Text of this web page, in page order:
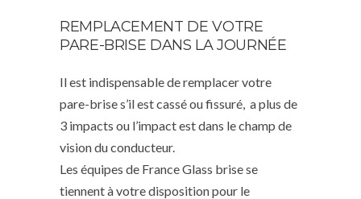
REMPLACEMENT DE VOTRE
PARE-BRISE DANS LA JOURNÉE
Il est indispensable de remplacer votre
pare-brise s’il est cassé ou fissuré, a plus de
3 impacts ou l’impact est dans le champ de
vision du conducteur.
Les équipes de France Glass brise se
tiennent à votre disposition pour le